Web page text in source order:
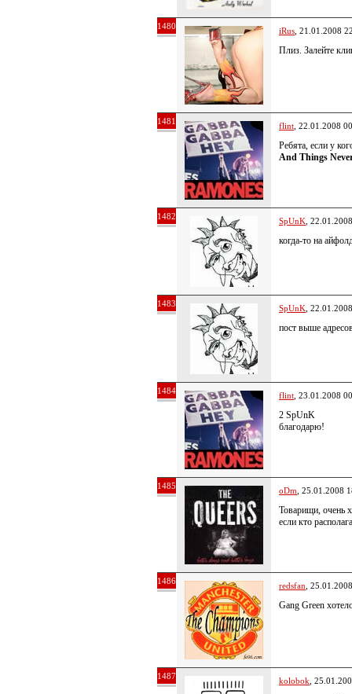
1480 iRus , 21.01.2008
Плиз. Залейте
1481 flint , 22.01.2008
Ребята, если у
And Things
1482 SpUnK ,
когда-то на
1483 SpUnK ,
пост выше
1484 flint , 23.01.2008
2 SpUnK
благодарю!
1485 oDm , 25.01.2008
Товарищи, очень
если кто
1486 redsfan ,
Gang Green
1487 kolobok ,